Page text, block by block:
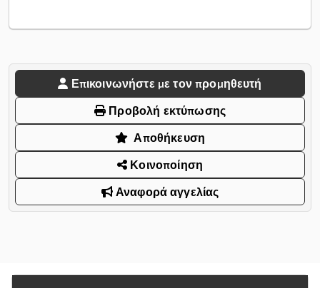
Επικοινωνήστε με τον προμηθευτή
Προβολή εκτύπωσης
Αποθήκευση
Κοινοποίηση
Αναφορά αγγελίας